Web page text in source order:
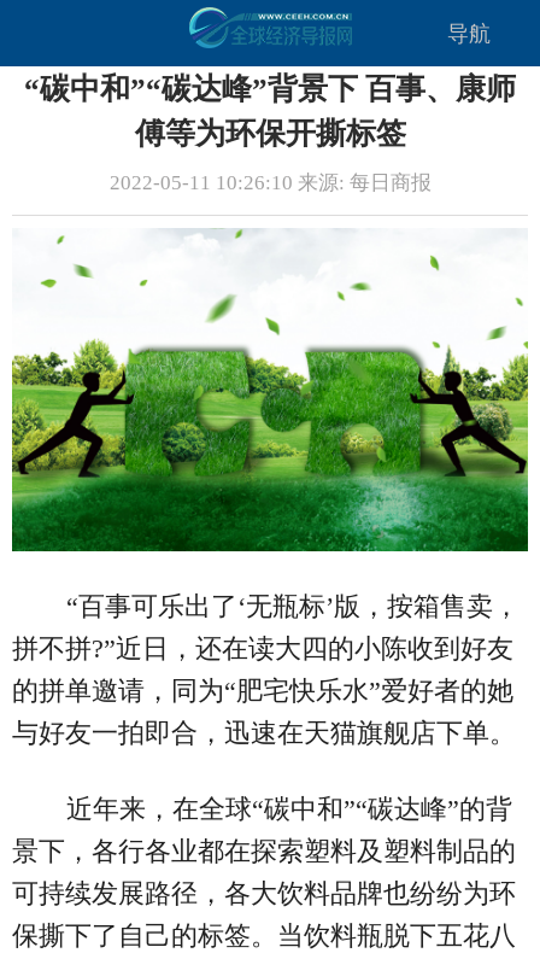
导航
“碳中和”“碳达峰”背景下 百事、康师
傅等为环保开撕标签
2022-05-11 10:26:10 来源: 每日商报
“百事可乐出了‘无瓶标’版，按箱售卖，
拼不拼?”近日，还在读大四的小陈收到好友
的拼单邀请，同为“肥宅快乐水”爱好者的她
与好友一拍即合，迅速在天猫旗舰店下单。
近年来，在全球“碳中和”“碳达峰”的背
景下，各行各业都在探索塑料及塑料制品的
可持续发展路径，各大饮料品牌也纷纷为环
保撕下了自己的标签。当饮料瓶脱下五花八